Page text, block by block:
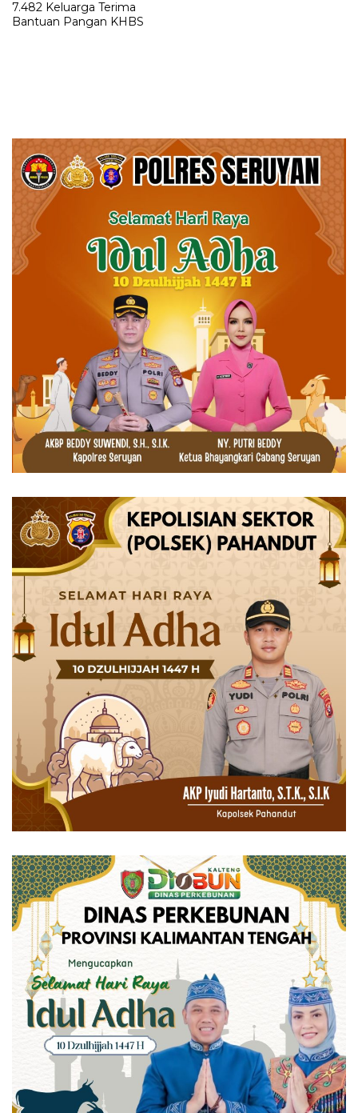
7.482 Keluarga Terima
Bantuan Pangan KHBS